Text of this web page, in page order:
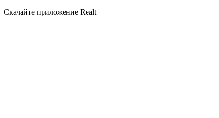
Скачайте приложение Realt